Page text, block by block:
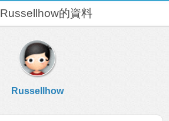
Russellhow的資料
Russellhow